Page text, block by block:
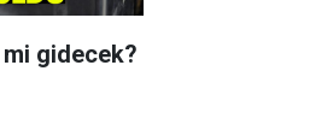
gidecek?